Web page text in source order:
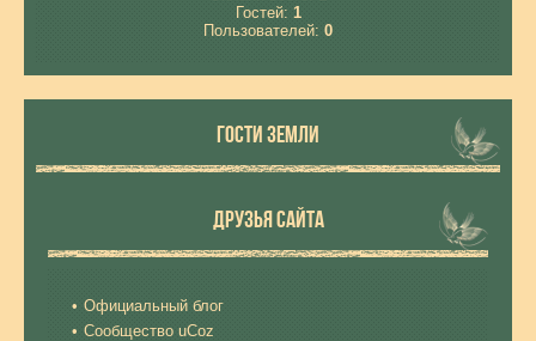
Гостей: 1
Пользователей: 0
ГОСТИ ЗЕМЛИ
ДРУЗЬЯ САЙТА
Официальный блог
Сообщество uCoz